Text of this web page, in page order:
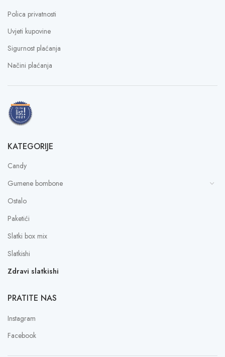
Polica privatnosti
Uvjeti kupovine
Sigurnost plaćanja
Načini plaćanja
KATEGORIJE
Candy
Gumene bombone
Ostalo
Paketići
Slatki box mix
Slatkishi
Zdravi slatkishi
PRATITE NAS
Instagram
Facebook